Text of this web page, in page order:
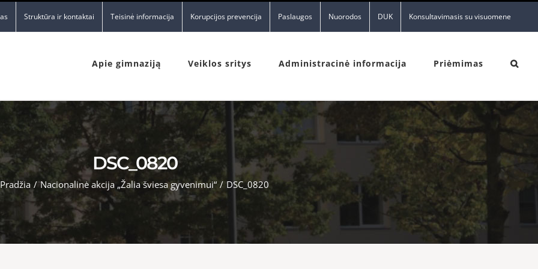
Struktūra ir kontaktai Teisinė informacija Korupcijos prevencija Paslaugos Nuorodos DUK Konsultavimasis su visuomene
Apie gimnaziją Veiklos sritys Administracinė informacija Priėmimas
DSC_0820
Pradžia / Nacionalinė akcija „Žalia šviesa gyvenimui“ / DSC_0820